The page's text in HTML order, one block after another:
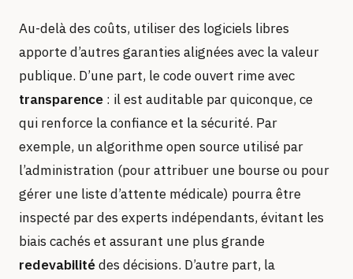
Au-delà des coûts, utiliser des logiciels libres
apporte d’autres garanties alignées avec la valeur
publique. D’une part, le code ouvert rime avec
transparence : il est auditable par quiconque, ce
qui renforce la confiance et la sécurité. Par
exemple, un algorithme open source utilisé par
l’administration (pour attribuer une bourse ou pour
gérer une liste d’attente médicale) pourra être
inspecté par des experts indépendants, évitant les
biais cachés et assurant une plus grande
redevabilitédes décisions. D’autre part, la